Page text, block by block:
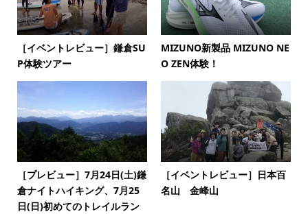
［イベントレビュー］鎌倉SU
P体験ツアー
MIZUNO新製品 MIZUNO NE
O ZEN体験！
［プレビュー］7月24日(土)鎌
倉ナイトハイキング、7月25
日(日)初めてのトレイルラン
［イベントレビュー］日本百
名山 金峰山